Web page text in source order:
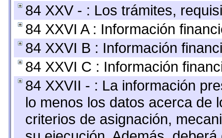
84 XXV - : Los trámites,
84 XXVI A : Información
84 XXVI B : Información
84 XXVI C : Información
84 XXVII - : La información
lo menos los datos acerca de
criterios de asignación,